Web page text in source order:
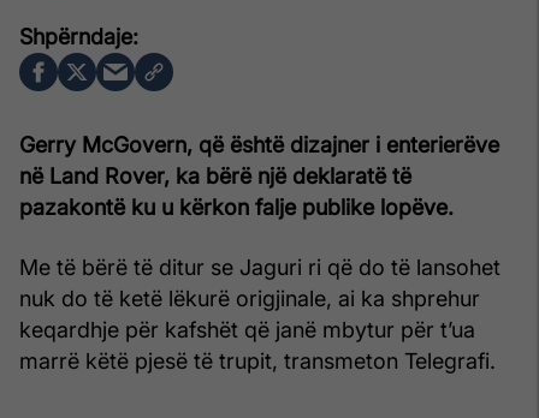
Gerry McGovern, që është dizajner i enterierëve
në Land Rover, ka bërë një deklaratë të
pazakontë ku u kërkon falje publike lopëve.
Me të bërë të ditur se Jaguri ri që do të lansohet
nuk do të ketë lëkurë origjinale, ai ka shprehur
keqardhje për kafshët që janë mbytur për t’ua
marrë këtë pjesë të trupit, transmeton Telegrafi.